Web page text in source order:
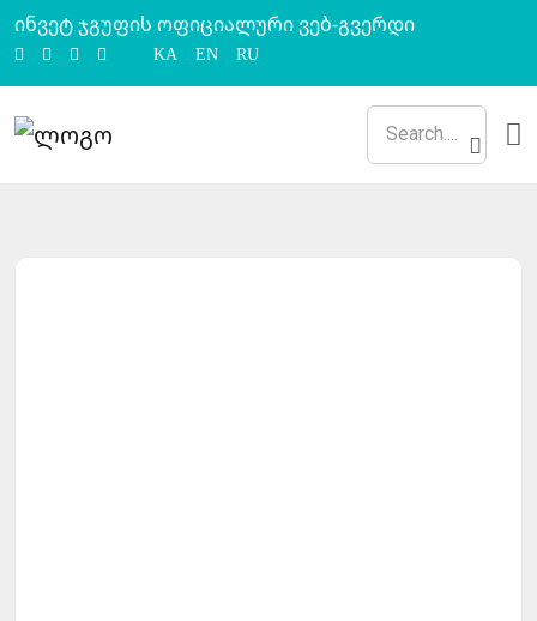
ინვეტ ჯგუფის ოფიციალური ვებ-გვერდი
KA EN RU